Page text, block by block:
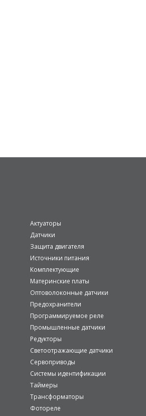
Актуаторы
Датчики
Защита двигателя
Источники питания
Комплектующие
Материнские платы
Оптоволоконные датчики
Предохранители
Программируемое реле
Промышленные датчики
Редукторы
Светоотражающие датчики
Сервоприводы
Системы идентификации
Таймеры
Трансформаторы
Фотореле